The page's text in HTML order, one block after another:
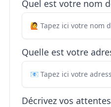
Quel est votre nom
Quelle est votre
Décrivez vos